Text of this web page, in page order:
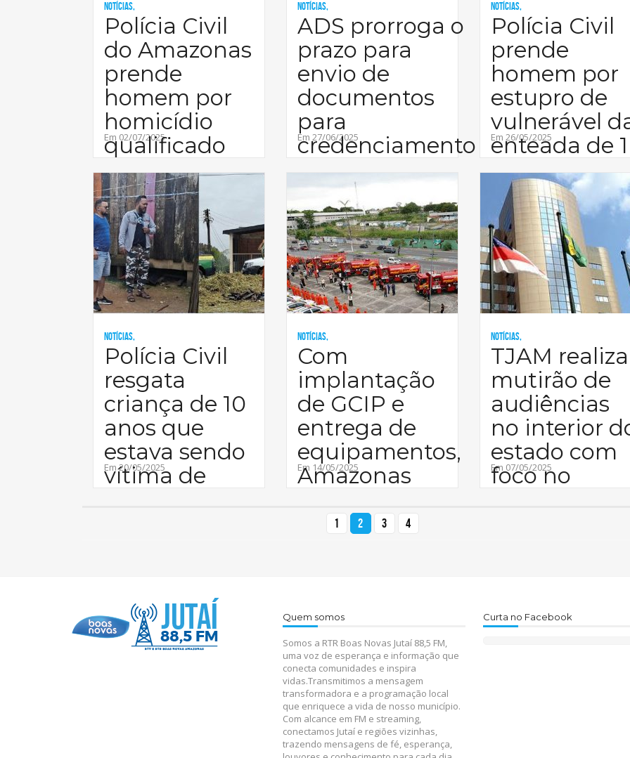
Notícias,
Polícia Civil
do Amazonas
prende
homem por
homicídio
qualificado
em
Em 02/07/2025
Notícias,
ADS prorroga o
prazo para
envio de
documentos
para
credenciamento
na S
Em 27/06/2025
Notícias,
Polícia Civil
prende
homem por
estupro de
vulnerável
enteada de 1
Em 26/05/2025
Notícias,
Polícia Civil
resgata
criança de 10
anos que
estava sendo
vítima de
Em 20/05/2025
Notícias,
Com
implantação
de GCIP e
entrega de
equipamentos,
Amazonas
Em 14/05/2025
Notícias,
TJAM realiza
mutirão de
audiências
no interior
estado com
foco no
Em 07/05/2025
1 2 3 4
Quem somos
Somos a RTR Boas Novas Jutaí 88,5 FM,
uma voz de esperança e informação que
conecta comunidades e inspira
vidas.Transmitimos a mensagem
transformadora e a programação local
que enriquece a vida de nosso município.
Com alcance em FM e streaming,
conectamos Jutaí e regiões vizinhas,
trazendo mensagens de fé, esperança,
Curta no Facebook